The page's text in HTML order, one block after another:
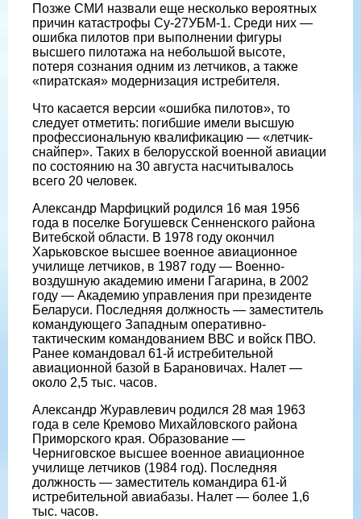
Позже СМИ назвали еще несколько вероятных
причин катастрофы Су-27УБМ-1. Среди них —
ошибка пилотов при выполнении фигуры
высшего пилотажа на небольшой высоте,
потеря сознания одним из летчиков, а также
«пиратская» модернизация истребителя.
Что касается версии «ошибка пилотов», то
следует отметить: погибшие имели высшую
профессиональную квалификацию — «летчик-
снайпер». Таких в белорусской военной авиации
по состоянию на 30 августа насчитывалось
всего 20 человек.
Александр Марфицкий родился 16 мая 1956
года в поселке Богушевск Сенненского района
Витебской области. В 1978 году окончил
Харьковское высшее военное авиационное
училище летчиков, в 1987 году — Военно-
воздушную академию имени Гагарина, в 2002
году — Академию управления при президенте
Беларуси. Последняя должность — заместитель
командующего Западным оперативно-
тактическим командованием ВВС и войск ПВО.
Ранее командовал 61-й истребительной
авиационной базой в Барановичах. Налет —
около 2,5 тыс. часов.
Александр Журавлевич родился 28 мая 1963
года в селе Кремово Михайловского района
Приморского края. Образование —
Черниговское высшее военное авиационное
училище летчиков (1984 год). Последняя
должность — заместитель командира 61-й
истребительной авиабазы. Налет — более 1,6
тыс. часов.